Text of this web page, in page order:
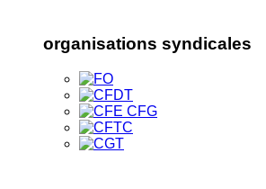
organisations syndicales